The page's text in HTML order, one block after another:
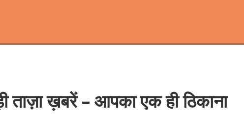
ताज़ा ख़बरें – आपका एक ही ठिकाना